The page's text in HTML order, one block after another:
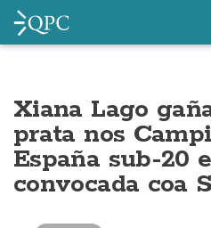
Xiana Lago
prata nos
España sub-20
convocada coa